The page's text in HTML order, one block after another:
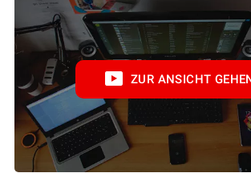
ZUR ANSICHT